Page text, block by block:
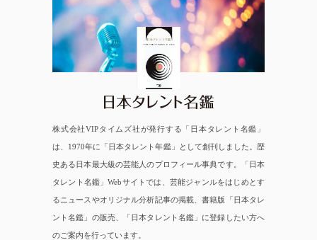
日本タレント名鑑
株式会社VIPタイムズ社が発行する「日本タレント名鑑」
は、1970年に「日本タレント年鑑」として創刊しました。歴
史ある日本最大級の芸能人のプロフィール事典です。「日本
タレント名鑑」Webサイトでは、芸能ジャンルをはじめとす
るニュースやオリジナル分析記事の掲載、書籍版「日本タレ
ント名鑑」の販売、「日本タレント名鑑」に登録したい方へ
のご案内を行っています。